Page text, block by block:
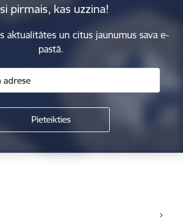
pirmais, kas uzzina!
aktualitātes un citus jaunumus sava e-
pastā.